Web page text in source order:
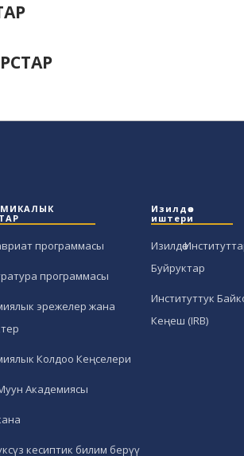
программасы
программасы
эрежелер жана
Колдоо Кеңселери
Академиясы
кесиптик билим берүү
Изилдөө
иштери
Изилдөө
Буйруктар
Институттук
Кеңеш (IRB)